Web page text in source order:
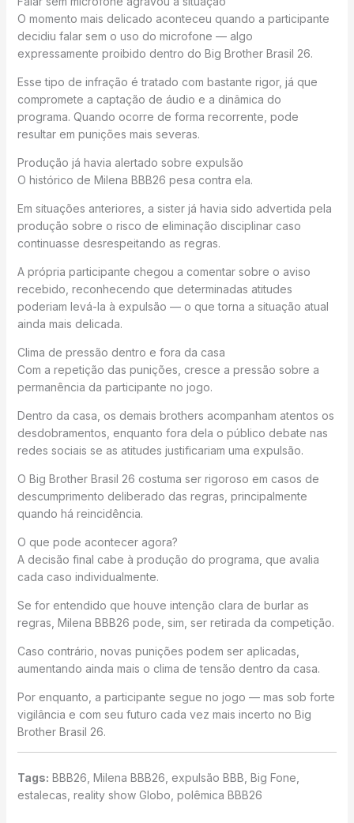
O momento mais delicado aconteceu quando a participante
decidiu falar sem o uso do microfone — algo
expressamente proibido dentro do Big Brother Brasil 26.
Esse tipo de infração é tratado com bastante rigor, já que
compromete a captação de áudio e a dinâmica do
programa. Quando ocorre de forma recorrente, pode
resultar em punições mais severas.
Produção já havia alertado sobre expulsão
O histórico de Milena BBB26 pesa contra ela.
Em situações anteriores, a sister já havia sido advertida pela
produção sobre o risco de eliminação disciplinar caso
continuasse desrespeitando as regras.
A própria participante chegou a comentar sobre o aviso
recebido, reconhecendo que determinadas atitudes
poderiam levá-la à expulsão — o que torna a situação atual
ainda mais delicada.
Clima de pressão dentro e fora da casa
Com a repetição das punições, cresce a pressão sobre a
permanência da participante no jogo.
Dentro da casa, os demais brothers acompanham atentos os
desdobramentos, enquanto fora dela o público debate nas
redes sociais se as atitudes justificariam uma expulsão.
O Big Brother Brasil 26 costuma ser rigoroso em casos de
descumprimento deliberado das regras, principalmente
quando há reincidência.
O que pode acontecer agora?
A decisão final cabe à produção do programa, que avalia
cada caso individualmente.
Se for entendido que houve intenção clara de burlar as
regras, Milena BBB26 pode, sim, ser retirada da competição.
Caso contrário, novas punições podem ser aplicadas,
aumentando ainda mais o clima de tensão dentro da casa.
Por enquanto, a participante segue no jogo — mas sob forte
vigilância e com seu futuro cada vez mais incerto no Big
Brother Brasil 26.
Tags: BBB26, Milena BBB26, expulsão BBB, Big Fone,
estalecas, reality show Globo, polêmica BBB26